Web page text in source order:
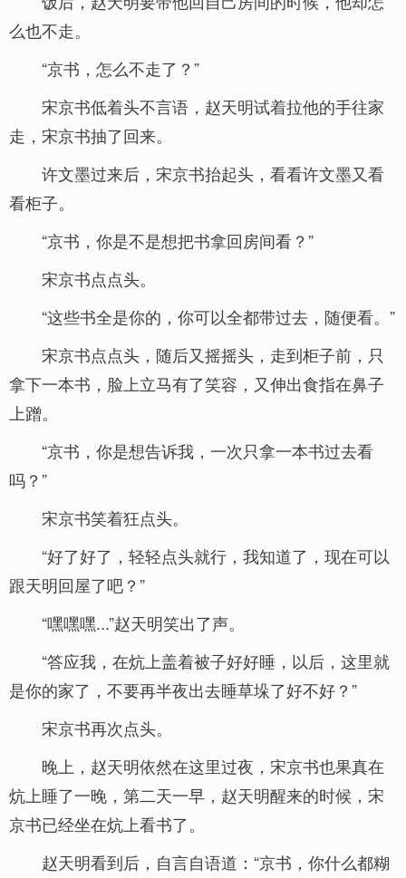
么也不走。
“京书，怎么不走了？”
宋京书低着头不言语，赵天明试着拉他的手往家
走，宋京书抽了回来。
许文墨过来后，宋京书抬起头，看看许文墨又看
看柜子。
“京书，你是不是想把书拿回房间看？”
宋京书点点头。
“这些书全是你的，你可以全都带过去，随便看。”
宋京书点点头，随后又摇摇头，走到柜子前，只
拿下一本书，脸上立马有了笑容，又伸出食指在鼻子
上蹭。
“京书，你是想告诉我，一次只拿一本书过去看
吗？”
宋京书笑着狂点头。
“好了好了，轻轻点头就行，我知道了，现在可以
跟天明回屋了吧？”
“嘿嘿嘿...”赵天明笑出了声。
“答应我，在炕上盖着被子好好睡，以后，这里就
是你的家了，不要再半夜出去睡草垛了好不好？”
宋京书再次点头。
晚上，赵天明依然在这里过夜，宋京书也果真在
炕上睡了一晚，第二天一早，赵天明醒来的时候，宋
京书已经坐在炕上看书了。
赵天明看到后，自言自语道：“京书，你什么都糊